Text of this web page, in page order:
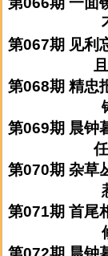
第067期 见利
第068期 精忠
第069期 晨钟
第070期 杂草
第071期 首尾